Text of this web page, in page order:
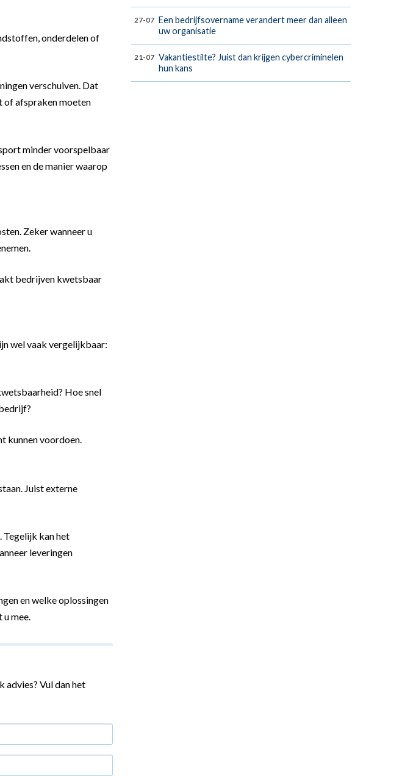
onderdelen of
verschuiven. Dat
of afspraken moeten
minder voorspelbaar
en de manier waarop
Zeker wanneer u
bedrijven kwetsbaar
wel vaak vergelijkbaar:
Hoe snel
kunnen voordoen.
Juist externe
Tegelijk kan het
leveringen
en welke oplossingen
mee.
advies? Vul dan het
27-07 Een bedrijfsovername verandert meer dan alleen
uw organisatie
21-07 Vakantiestilte? Juist dan krijgen cybercriminelen
hun kans